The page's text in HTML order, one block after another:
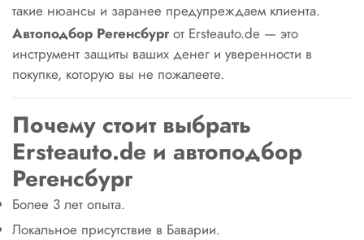
такие нюансы и заранее предупреждаем клиента.
Автоподбор Регенсбург от Ersteauto.de — это
инструмент защиты ваших денег и уверенности в
покупке, которую вы не пожалеете.
Почему стоит выбрать
Ersteаuto.de и автоподбор
Регенсбург
Более 3 лет опыта.
Локальное присутствие в Баварии.